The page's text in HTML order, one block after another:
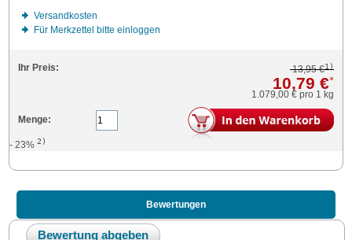
Versandkosten
Für Merkzettel bitte einloggen
Ihr Preis: 13,95 €1)
10,79 €*
1.079,00 € pro 1 kg
Menge:
- 23%2)
Bewertungen
Bewertung abgeben